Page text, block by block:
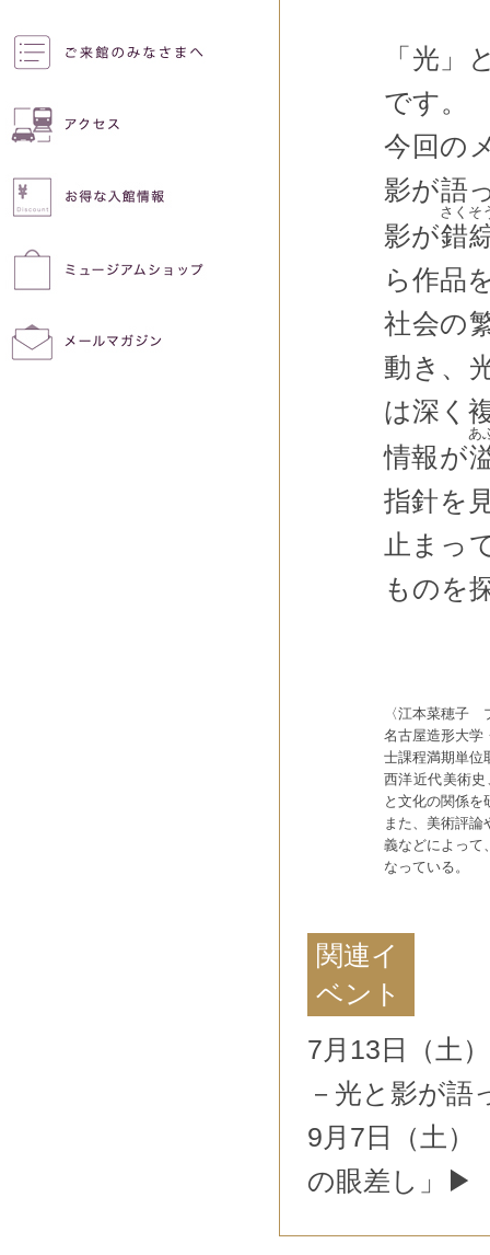
「光」
です。
今回の
影が語
影が錯
さくそ
ら作品
社会の
動き、
は深く
情報が
あ
指針を
止まっ
ものを
〈江本菜穂子
名古屋造形大学
士課程満期単位
西洋近代美術
と文化の関係を
また、美術評論
義などによって
なっている。
関連イ
ベント
7月13日（土
－光と影が
9月7日（土
の眼差し」▶